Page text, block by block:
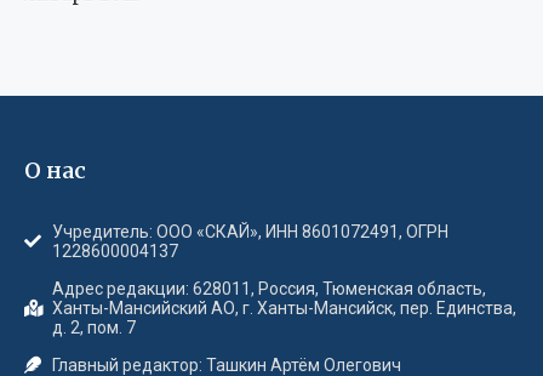
О нас
Учредитель: ООО «СКАЙ», ИНН 8601072491, ОГРН
1228600004137
Адрес редакции: 628011, Россия, Тюменская область,
Ханты-Мансийский АО, г. Ханты-Мансийск, пер. Единства,
д. 2, пом. 7
Главный редактор: Ташкин Артём Олегович